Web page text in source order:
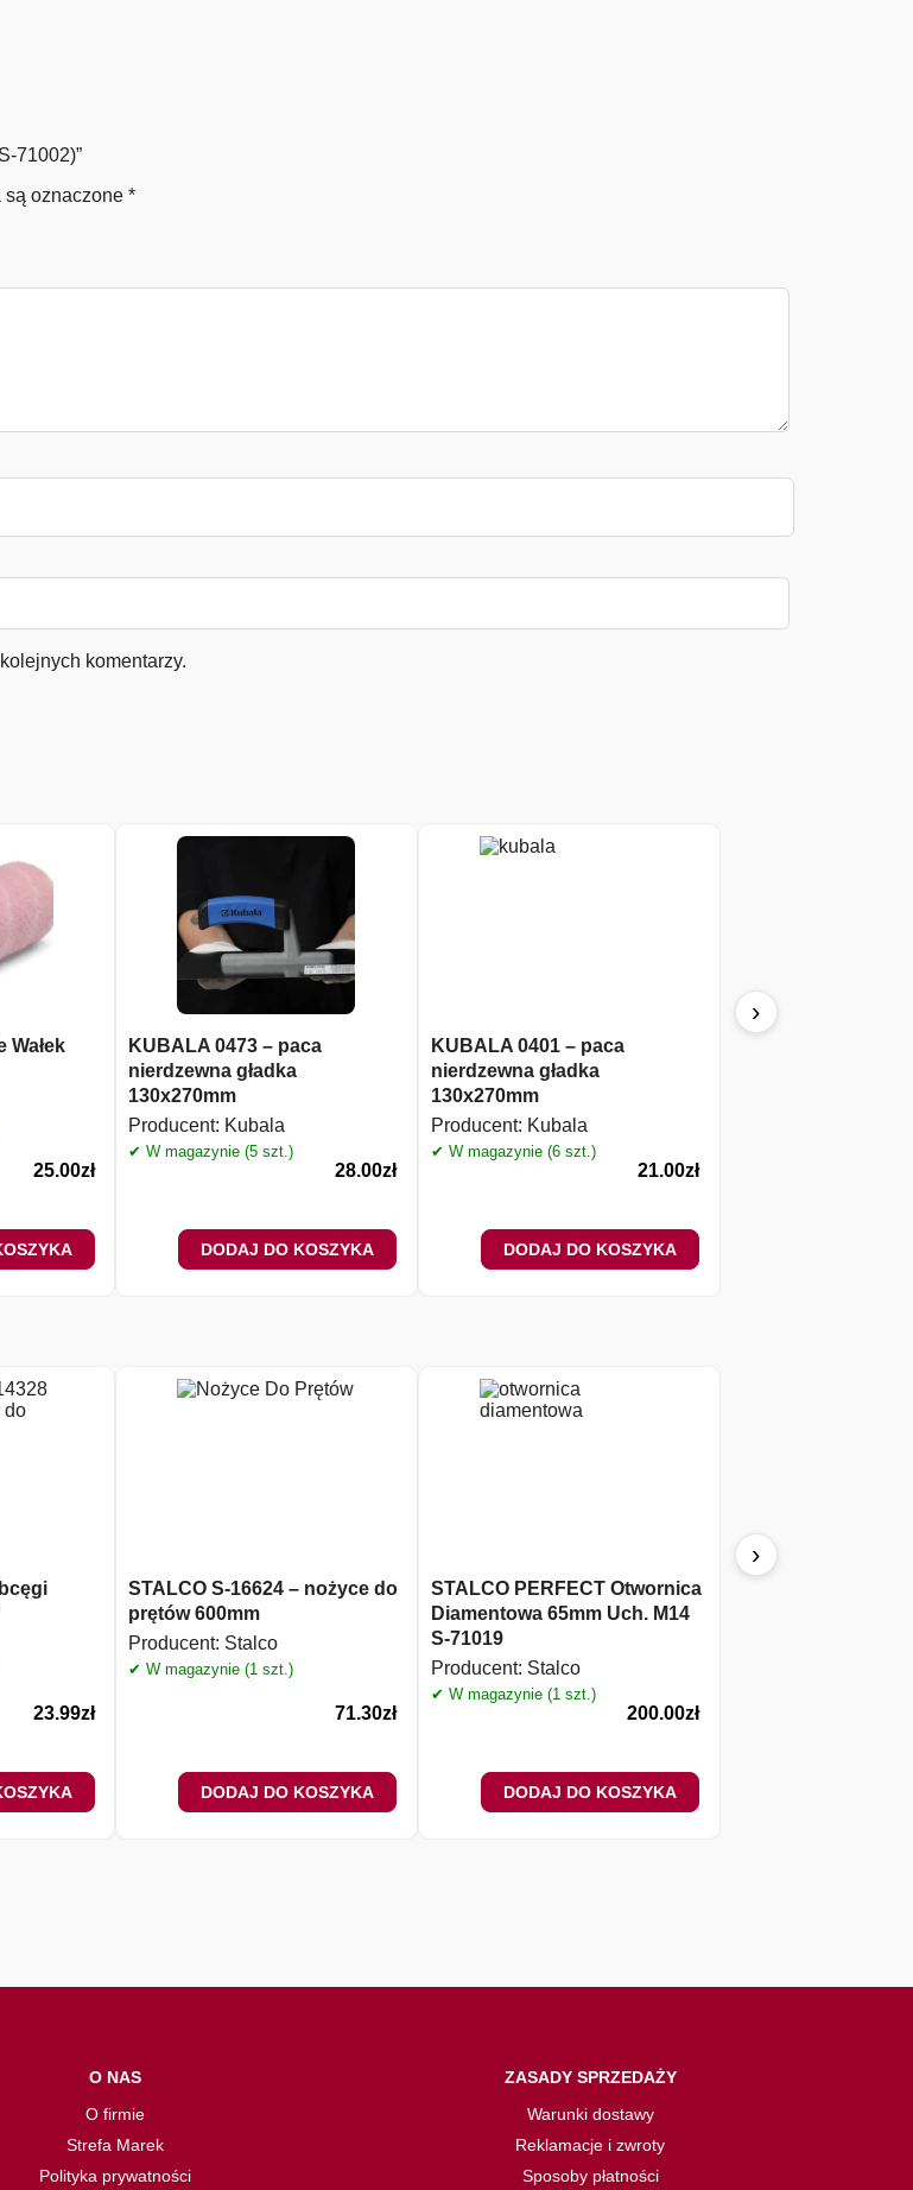
71002)”
są oznaczone*
komentarzy.
Wałek
25.00zł
KUBALA 0473 – paca
nierdzewna gładka
130x270mm
Producent: Kubala
✔ W magazynie (5 szt.)
28.00zł
DODAJ DO KOSZYKA
KUBALA 0401 – paca
nierdzewna gładka
130x270mm
Producent: Kubala
✔ W magazynie (6 szt.)
21.00zł
DODAJ DO KOSZYKA
›
23.99zł
STALCO S-16624 – nożyce do
prętów 600mm
Producent: Stalco
✔ W magazynie (1 szt.)
71.30zł
DODAJ DO KOSZYKA
STALCO PERFECT Otwornica
Diamentowa 65mm Uch. M14
S-71019
Producent: Stalco
✔ W magazynie (1 szt.)
200.00zł
DODAJ DO KOSZYKA
›
O NAS
O firmie
Strefa Marek
Polityka prywatności
ZASADY SPRZEDAŻY
Warunki dostawy
Reklamacje i zwroty
Sposoby płatności